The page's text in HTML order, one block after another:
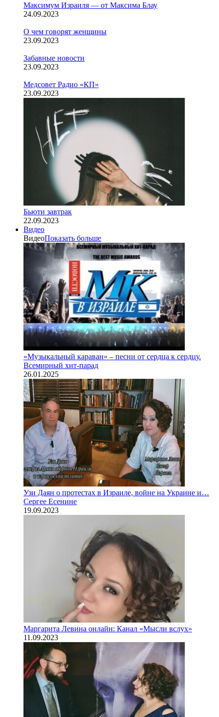
Максимум Израиля — от Максима Блау
24.09.2023
О чем говорят женщины
23.09.2023
Забавные новости
23.09.2023
Медсовет Радио «КП»
23.09.2023
Бьюти завтрак
22.09.2023
Видео
ВидеоПоказать больше
«Музыкальный караван» – песни от сердца к сердцу.
Всемирный хит-парад
26.01.2025
Узи Даян о протестах в Израиле, войне на Украине и…
Сергее Есенине
19.09.2023
Маргарита Левина онлайн: Канал «Мысли вслух»
11.09.2023